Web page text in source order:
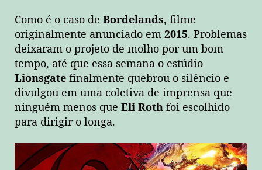
Como é o caso de Bordelands, filme
originalmente anunciado em 2015. Problemas
deixaram o projeto de molho por um bom
tempo, até que essa semana o estúdio
Lionsgate finalmente quebrou o silêncio e
divulgou em uma coletiva de imprensa que
ninguém menos que Eli Roth foi escolhido
para dirigir o longa.